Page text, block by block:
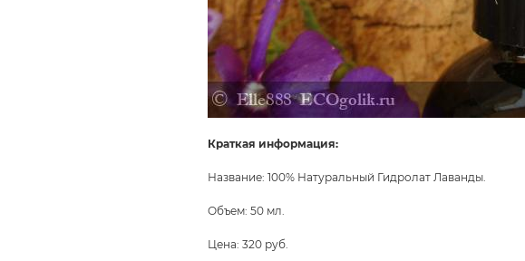
Краткая информация:
Название: 100% Натуральный Гидролат Лаванды.
Объем: 50 мл.
Цена: 320 руб.